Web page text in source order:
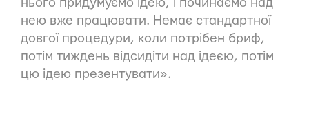
нього придумуємо ідею, і починаємо над
нею вже працювати. Немає стандартної
довгої процедури, коли потрібен бриф,
потім тиждень відсидіти над ідеєю, потім
цю ідею презентувати».